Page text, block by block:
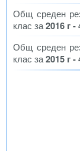
Общ среден
клас за2016 г -
Общ среден
клас за2015 г -